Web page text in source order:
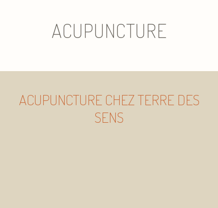
ACUPUNCTURE
ACUPUNCTURE CHEZ TERRE DES
SENS